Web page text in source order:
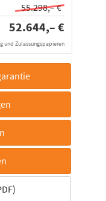
55.298,– €
52.644,– €
und Zulassungspapieren